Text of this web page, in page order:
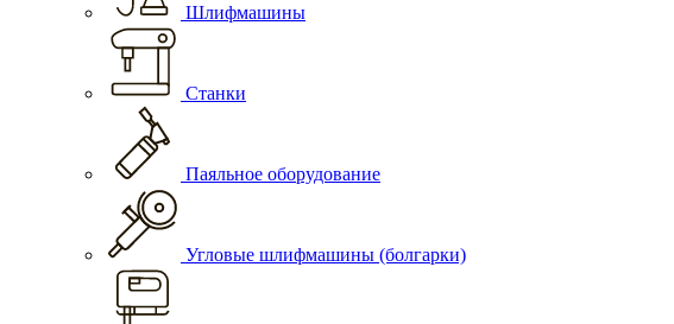
Шлифмашины
Станки
Паяльное оборудование
Угловые шлифмашины (болгарки)